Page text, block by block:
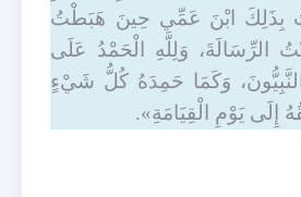
بِذَلِكَ ابْنَ عَمِّي حِينَ هَبَطْتُ
الرِّسَالَةَ، وَلِلَّهِ الْحَمْدُ عَلَى
وَكَمَا حَمِدَهُ كُلُّ شَيْ‏ءٍ
إِلَى يَوْمِ الْقِيَامَةِ».